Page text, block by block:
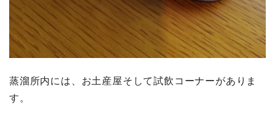
蒸溜所内には、お土産屋そして試飲コーナーがありま
す。